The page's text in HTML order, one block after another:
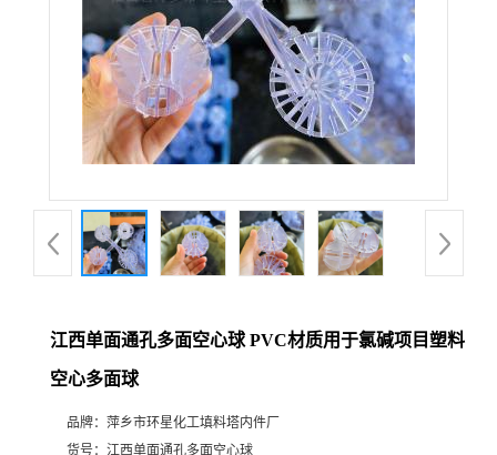
江西单面通孔多面空心球 PVC材质用于氯碱项目塑料
空心多面球
品牌： 萍乡市环星化工填料塔内件厂
货号： 江西单面通孔多面空心球